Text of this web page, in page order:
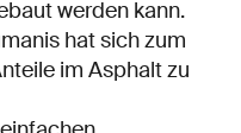
werden kann.
hat sich zum
im Asphalt zu